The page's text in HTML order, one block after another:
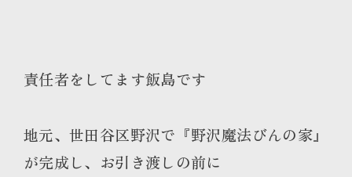
責任者をしてます飯島です
地元、世田谷区野沢で『野沢魔法びんの家』
が完成し、お引き渡しの前に